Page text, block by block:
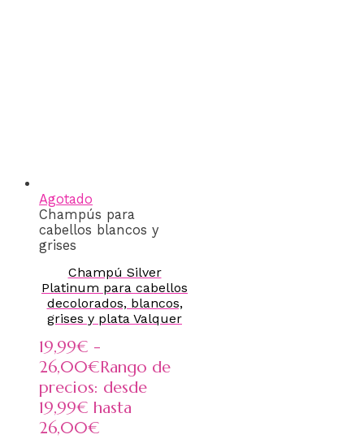
Agotado
Champús para
cabellos blancos y
grises
Champú Silver
Platinum para cabellos
decolorados, blancos,
grises y plata Valquer
19,99€ -
26,00€Rango de
precios: desde
19,99€ hasta
26,00€